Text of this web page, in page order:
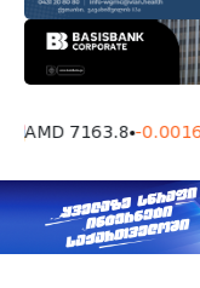
AMD 7163.8 -0.0016